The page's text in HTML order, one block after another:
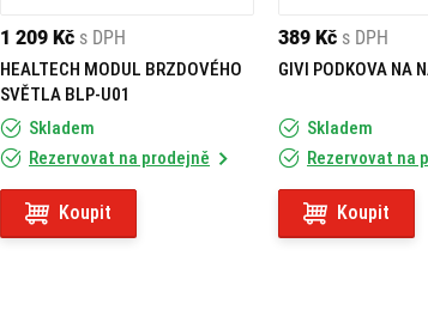
1 209 Kč s DPH
HEALTECH MODUL BRZDOVÉHO
SVĚTLA BLP-U01
Skladem
Rezervovat na prodejně
Koupit
389 Kč s DPH
GIVI PODKOVA NA
Skladem
Rezervovat na
Koupit